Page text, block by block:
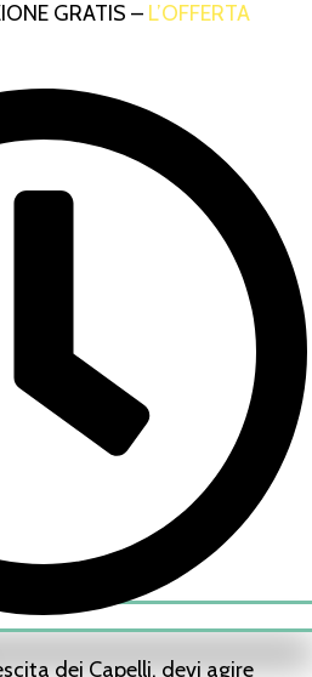
GRATIS – L’OFFERTA
dei Capelli, devi agire